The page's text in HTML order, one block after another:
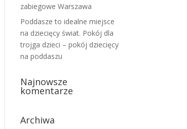
zabiegowe Warszawa
Poddasze to idealne miejsce
na dziecięcy świat. Pokój dla
trojga dzieci – pokój dziecięcy
na poddaszu
Najnowsze
komentarze
Archiwa